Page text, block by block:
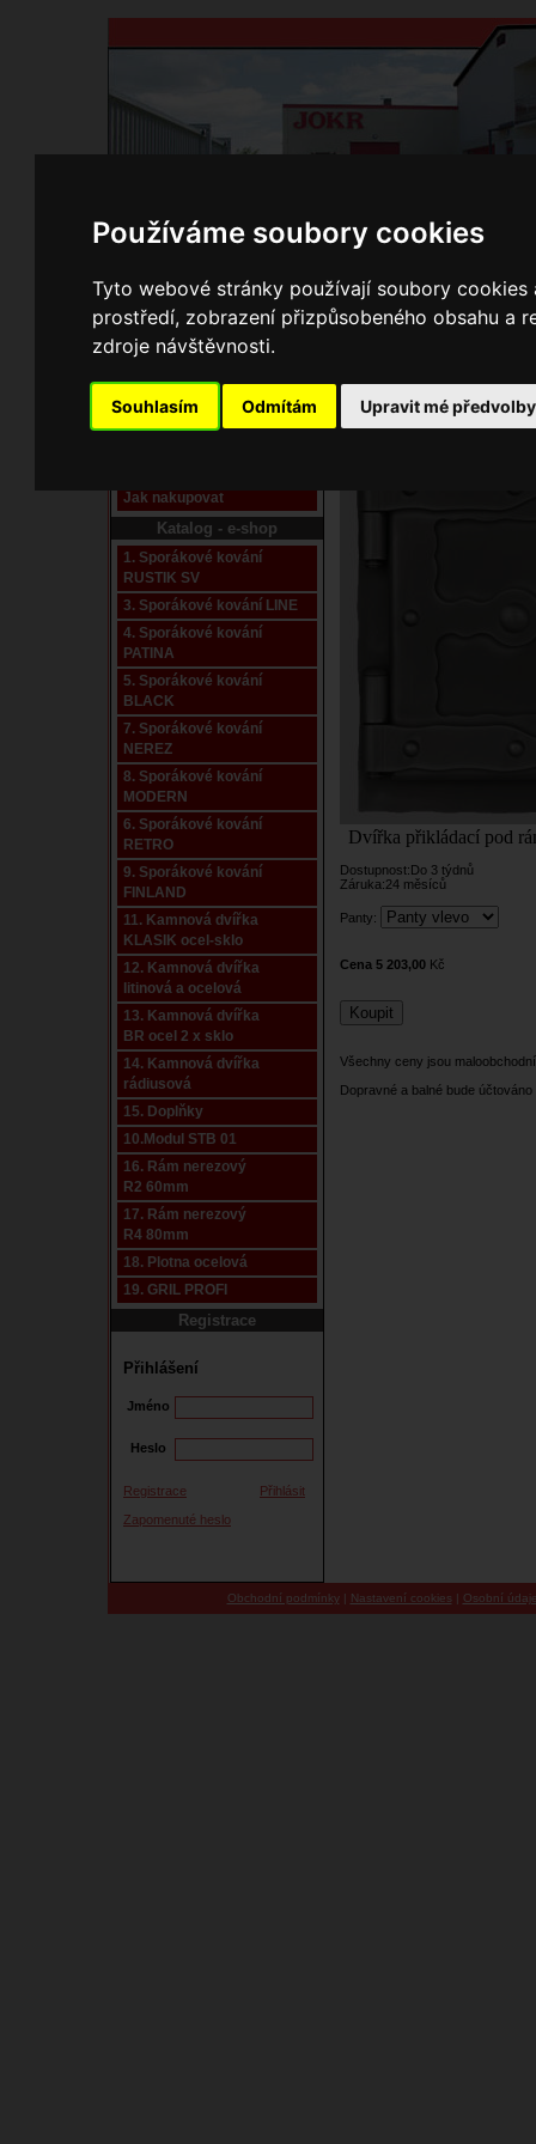
Používáme soubory cookies
Tyto webové stránky používají soubory
prostředí, zobrazení přizpůsobeného obsahu a
zdroje návštěvnosti.
Souhlasím Odmítám Upravit mé předvolby
Domů Kontakty Přihlášení Ke
Pracoviště laser
Nové pracoviště firmy
Jak nakupovat
Katalog - e-shop
1. Sporákové kování
RUSTIK SV
3. Sporákové kování LINE
4. Sporákové kování
PATINA
5. Sporákové kování
BLACK
7. Sporákové kování
NEREZ
8. Sporákové kování
MODERN
6. Sporákové kování
RETRO
9. Sporákové kování
FINLAND
11. Kamnová dvířka
KLASIK ocel-sklo
12. Kamnová dvířka
litinová a ocelová
13. Kamnová dvířka
BR ocel 2 x sklo
14. Kamnová dvířka
rádiusová
15. Doplňky
10.Modul STB 01
16. Rám nerezový
R2 60mm
17. Rám nerezový
R4 80mm
18. Plotna ocelová
19. GRIL PROFI
Registrace
Přihlášení
Jméno
Heslo
Registrace
Přihlásit
Zapomenuté heslo
E-shop JOKR
Dvířka přikládací pod
Dostupnost:Do 3 týdnů
Záruka:24 měsíců
Panty:
Cena 5 203,00 Kč
Všechny ceny jsou
Dopravné a balné bude
Obchodní podmínky| Nastavení cookies | Osobní